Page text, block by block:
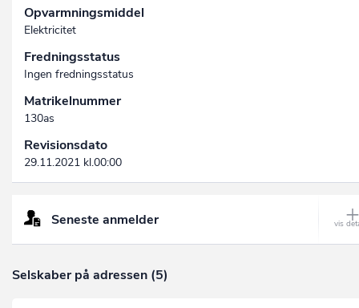
Opvarmningsmiddel
Elektricitet
Fredningsstatus
Ingen fredningsstatus
Matrikelnummer
130as
Revisionsdato
29.11.2021 kl.00:00
Seneste anmelder
Selskaber på adressen (5)